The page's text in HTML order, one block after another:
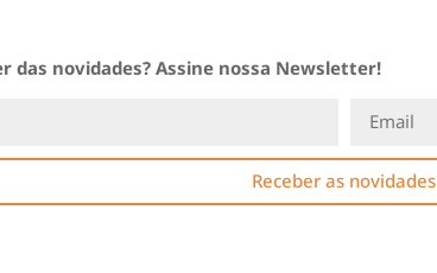
das novidades? Assine nossa Newsletter!
Receber as novidades